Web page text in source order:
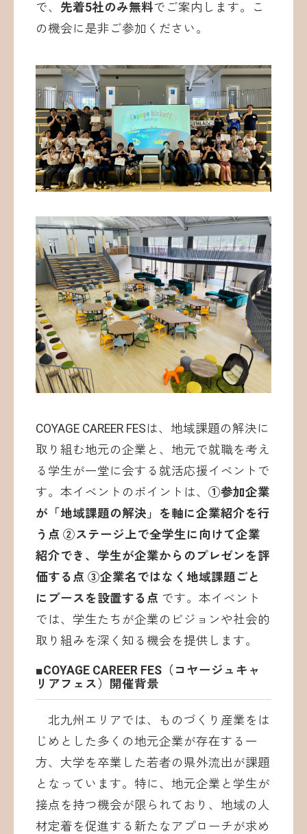
で、 先着5社のみ無料でご案内します。こ
の機会に是非ご参加ください。
COYAGE CAREER FESは、地域課題の解決に
取り組む地元の企業と、地元で就職を考え
る学生が一堂に会する就活応援イベントで
す。本イベントのポイントは、①参加企業
が「地域課題の解決」を軸に企業紹介を行
う点 ②ステージ上で全学生に向けて企業
紹介でき、学生が企業からのプレゼンを評
価する点 ③企業名ではなく地域課題ごと
にブースを設置する点 です。本イベント
では、学生たちが企業のビジョンや社会的
取り組みを深く知る機会を提供します。
■COYAGE CAREER FES（コヤージュキャ
リアフェス）開催背景
北九州エリアでは、ものづくり産業をは
じめとした多くの地元企業が存在する一
方、大学を卒業した若者の県外流出が課題
となっています。特に、地元企業と学生が
接点を持つ機会が限られており、地域の人
材定着を促進する新たなアプローチが求め